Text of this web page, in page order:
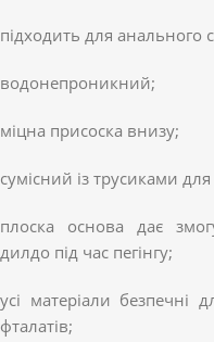
підходить для анального
водонепроникний;
міцна присоска внизу;
сумісний із трусиками
плоска основа дає
дилдо під час пегінгу;
усі матеріали безпечні
фталатів;